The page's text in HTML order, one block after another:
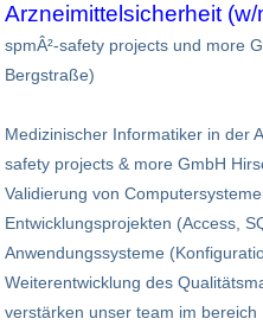
Arzneimittelsicherheit (w/
spmÂ²-safety projects und more
Bergstraße)
Medizinischer Informatiker in der
safety projects & more GmbH
Validierung von
Entwicklungsprojekten (Access,
Anwendungssysteme
Weiterentwicklung des
verstärken unser team im bereich